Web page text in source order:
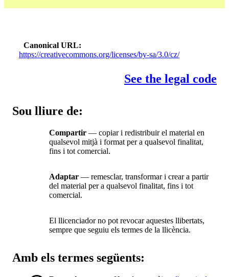
Canonical URL
https://creativecommons.org/licenses/by-sa/3.0/cz/
See the legal code
Sou lliure de:
Compartir — copiar i redistribuir el material en
qualsevol mitjà i format per a qualsevol finalitat,
fins i tot comercial.
Adaptar — remesclar, transformar i crear a partir
del material per a qualsevol finalitat, fins i tot
comercial.
El llicenciador no pot revocar aquestes llibertats,
sempre que seguiu els termes de la llicència.
Amb els termes següents: